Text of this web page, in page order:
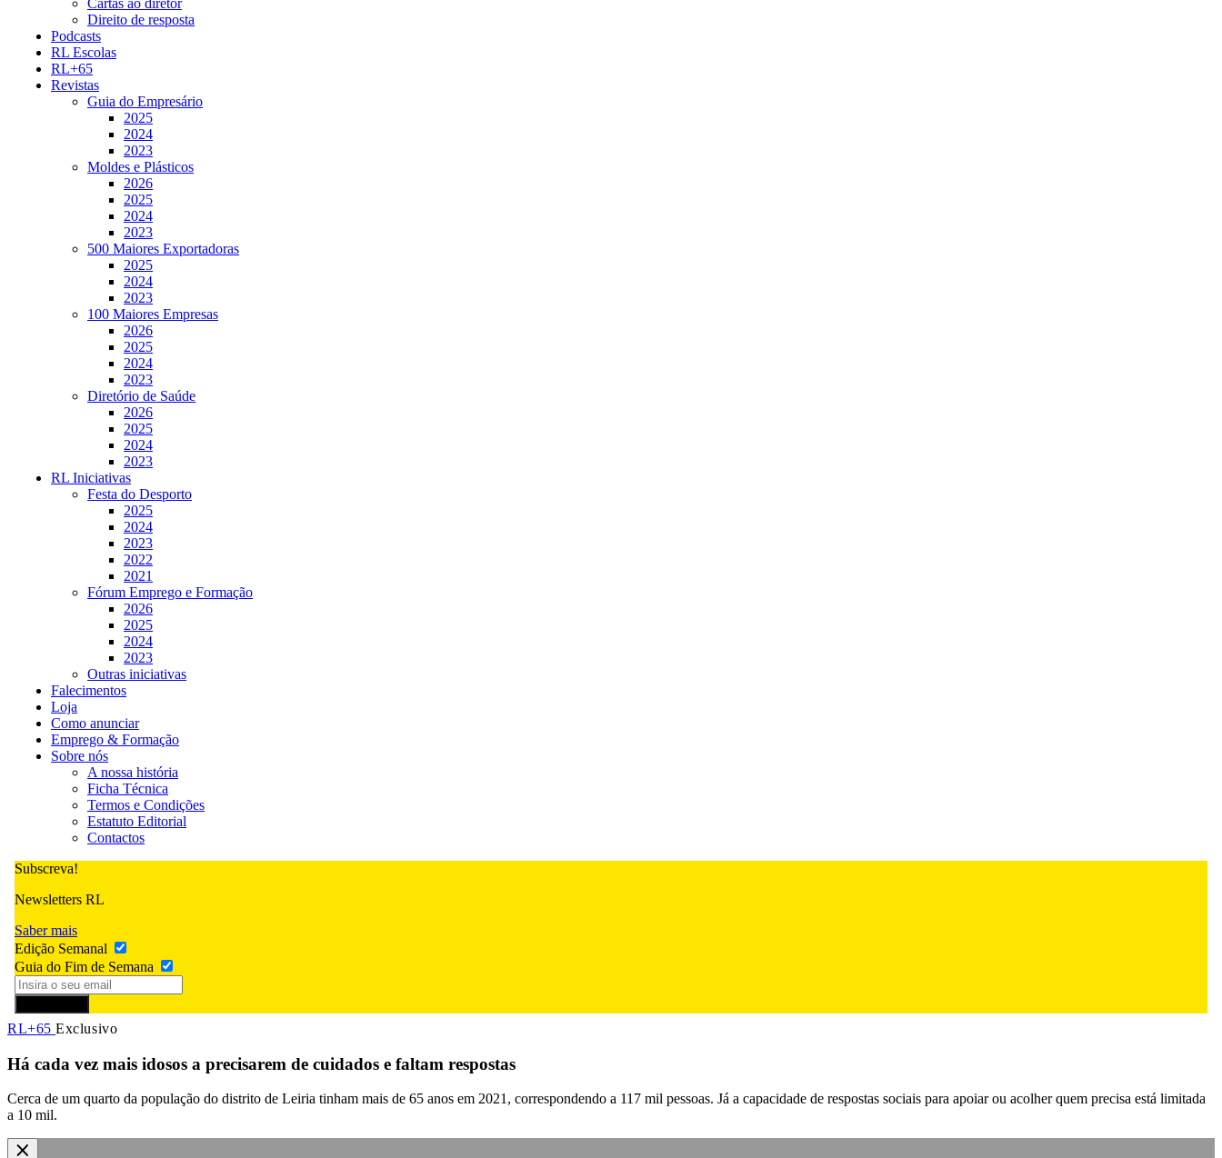
Direito de resposta
Podcasts
RL Escolas
RL+65
Revistas
Guia do Empresário
2025
2024
2023
Moldes e Plásticos
2026
2025
2024
2023
500 Maiores Exportadoras
2025
2024
2023
100 Maiores Empresas
2026
2025
2024
2023
Diretório de Saúde
2026
2025
2024
2023
RL Iniciativas
Festa do Desporto
2025
2024
2023
2022
2021
Fórum Emprego e Formação
2026
2025
2024
2023
Outras iniciativas
Falecimentos
Loja
Como anunciar
Emprego & Formação
Sobre nós
A nossa história
Ficha Técnica
Termos e Condições
Estatuto Editorial
Contactos
Subscreva!
Newsletters RL
Saber mais
Edição Semanal
Guia do Fim de Semana
RL+65 Exclusivo
Há cada vez mais idosos a precisarem de cuidados e faltam respostas
Cerca de um quarto da população do distrito de Leiria tinham mais de 65 anos em 2021, correspondendo a 117 mil pessoas. Já a capacidade de respostas sociais para apoiar ou acolher quem precisa está limitada
a 10 mil.